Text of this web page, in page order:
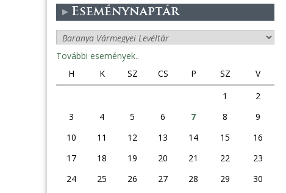
Eseménynaptár
További események..
H
K SZ CS P SZ
V
1
2
3
4 5 6 7 8
9
10
11 12 13 14 15
16
17
18 19 20 21 22
23
24
25 26 27 28 29
30